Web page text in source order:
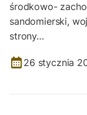
środkowo-
sandomierski,
strony…
26 stycznia